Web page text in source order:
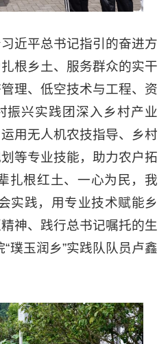
近平总书记指引的奋进方
根乡土、服务群众的实干
理、低空技术与工程、资
振兴实践团深入乡村产业
用无人机农技指导、乡村
等专业技能，助力农户拓
扎根红土、一心为民，我
实践，用专业技术赋能乡
神、践行总书记嘱托的生
璞玉润乡”实践队队员卢鑫